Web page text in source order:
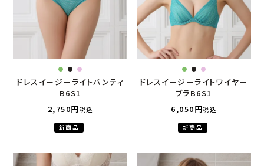
ドレスイージーライトパンティ
B6S1
2,750
税込
新商品
ドレスイージーライトワイヤー
ブラB6S1
6,050
税込
新商品